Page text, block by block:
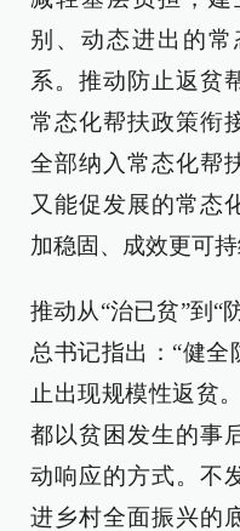
别、动态进出的
系。推动防止返贫
常态化帮扶政策衔
全部纳入常态化帮
又能促发展的常态
加稳固、成效更可持
推动从“治已贫”到“
总书记指出：“健
止出现规模性返贫
都以贫困发生的事
动响应的方式。不
进乡村全面振兴的